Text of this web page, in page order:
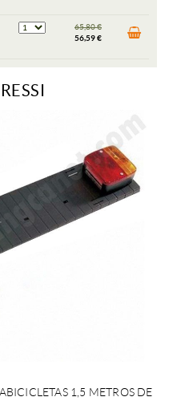
65,80 €
56,59 €
1,5 METROS DE